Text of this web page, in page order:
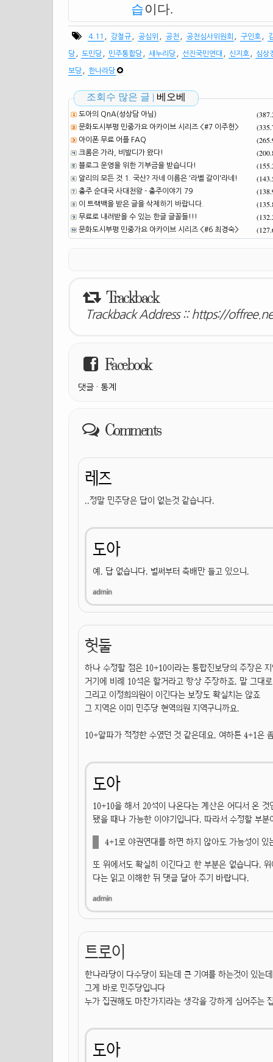
습이다.
4.11 강철규 공심위 공천 공천심사위원회 구인호
당 도민당 민주통합당 새누리당 선진국민연대 신지호 심상
보당 한나라당
조회수 많은 글 | 베오베
도아의 QnA(성상담 아님)
문화도시부평 민중가요 아카이브 시리즈 <#7 이주헌>
아이폰 무료 어플 FAQ
크롬은 가라, 비발디가 왔다!
블로그 운영을 위한 기부금을 받습니다!
알리의 모든 것 1. 국산? 자네 이름은 '라벨 갈이'라네!
충주 순대국 사대천왕 - 충주이야기 79
이 트랙백을 받은 글을 삭제하기 바랍니다.
무료로 내려받을 수 있는 한글 글꼴들!!!
문화도시부평 민중가요 아카이브 시리즈 <#6 최경숙>
Trackback
Trackback Address :: https://
Facebook
댓글 · 통계
Comments
레즈
..정말 민주당은 답이 없는것 같습니다.
도아
예. 답 없습니다. 벌써부터 축배만 들고 있으니.
헛둘
하나 수정할 점은 10+10이라는 통합진보당의 주장은
거기에 비례 10석은 할거라고 항상 주장하죠. 말 그대
그리고 이정희의원이 이긴다는 보장도 확실치는 않죠
그 지역은 이미 민주당 현역의원 지역구니까요.
10+알파가 적정한 수였던 것 같은데요. 여하튼 4+1은
도아
10+10을 해서 20석이 나온다는 계산은 어디서 온
됐을 때나 가능한 이야기입니다. 따라서 수정할 부
4+1로 야권연대를 하면 하지 않아도 가능성이 있
또 위에서도 확실히 이긴다고 한 부분은 없습니다.
다는 읽고 이해한 뒤 댓글 달아 주기 바랍니다.
트로이
한나라당이 다수당이 되는데 큰 기여를 하는것이 있는데
그게 바로 민주당입니다
누가 집권해도 마찬가지라는 생각을 강하게 심어주는
도아